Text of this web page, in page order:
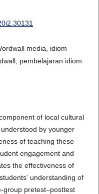
media, idiom
pembelajaran idiom
of local cultural
by younger
of teaching these
engagement and
the effectiveness of
understanding of
group pretest–posttest